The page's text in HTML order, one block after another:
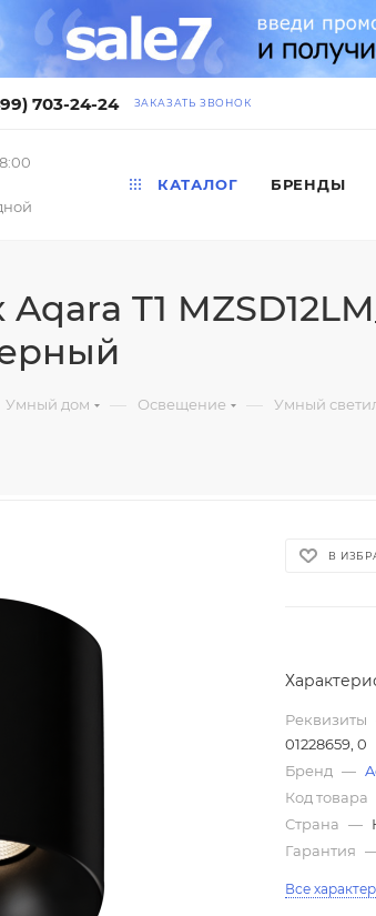
703-24-24 ЗАКАЗАТЬ ЗВОНОК
КАТАЛОГ БРЕНДЫ
T1
Умный дом — Освещение — Умный
В
Реквизиты
01228659, 0
Бренд —
Код товара
Страна —
Гарантия
Все